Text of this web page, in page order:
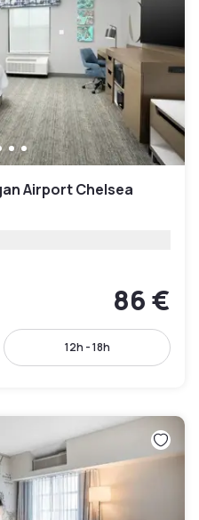
Airport Chelsea
86 €
12h - 18h